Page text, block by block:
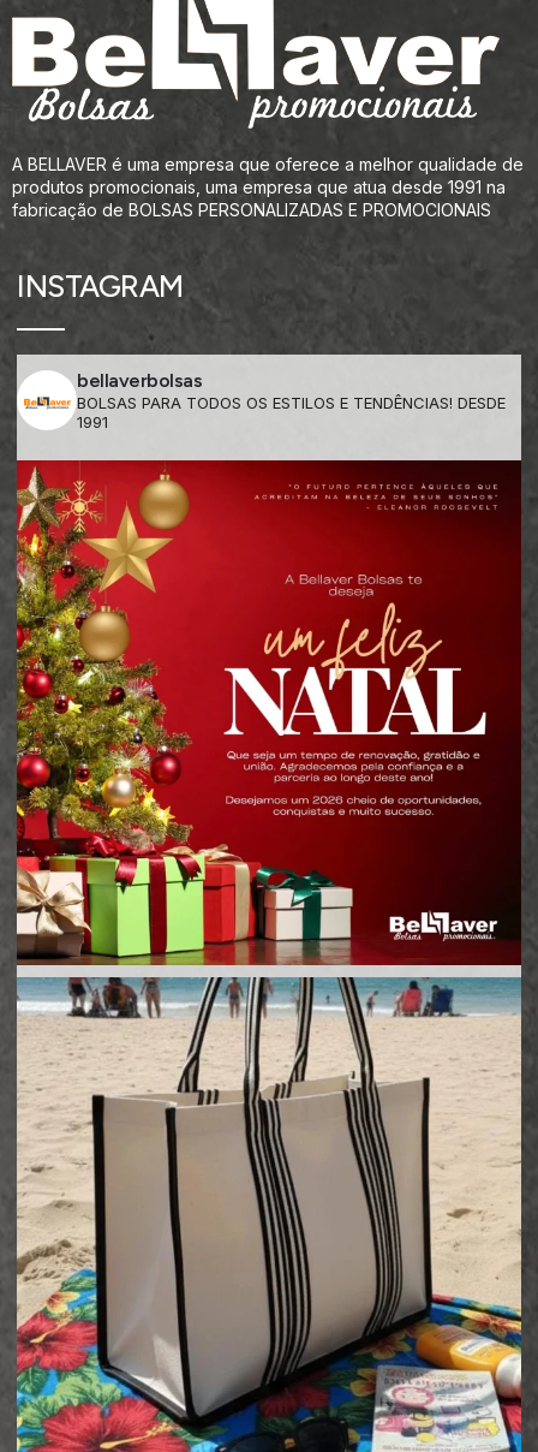
A BELLAVER é uma empresa que oferece a melhor qualidade de
produtos promocionais, uma empresa que atua desde 1991 na
fabricação de BOLSAS PERSONALIZADAS E PROMOCIONAIS
INSTAGRAM
bellaverbolsas
BOLSAS PARA TODOS OS ESTILOS E TENDÊNCIAS! DESDE
1991